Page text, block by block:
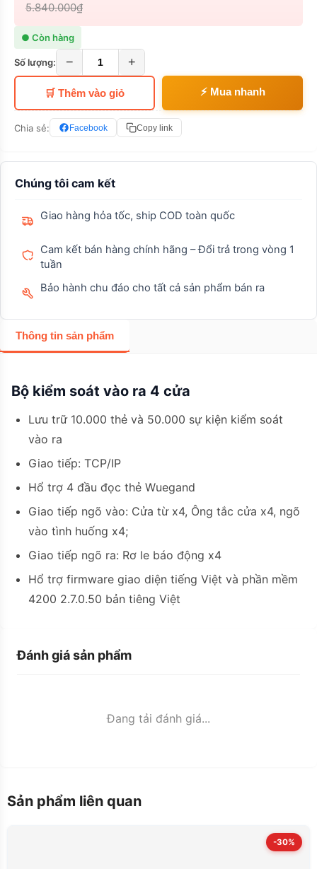
Chúng tôi cam kết
Giao hàng hỏa tốc, ship COD toàn quốc
Cam kết bán hàng chính hãng – Đổi trả trong vòng 1
tuần
Bảo hành chu đáo cho tất cả sản phẩm bán ra
Thông tin sản phẩm
Bộ kiểm soát vào ra 4 cửa
Lưu trữ 10.000 thẻ và 50.000 sự kiện kiểm soát
vào ra
Giao tiếp: TCP/IP
Hổ trợ 4 đầu đọc thẻ Wuegand
Giao tiếp ngõ vào: Cửa từ x4, Ông tắc cửa x4, ngõ
vào tình huống x4;
Giao tiếp ngõ ra: Rơ le báo động x4
Hổ trợ firmware giao diện tiếng Việt và phần mềm
4200 2.7.0.50 bản tiêng Việt
Đánh giá sản phẩm
Đang tải đánh giá...
5.840.000₫
● Còn hàng
Số lượng: − +
🛒 Thêm vào giỏ ⚡ Mua nhanh
Chia sẻ: Facebook Copy link
Sản phẩm liên quan
-30%